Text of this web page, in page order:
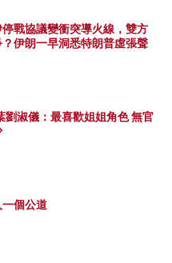
戰協議變衝突導火線，雙方
伊朗一早洞悉特朗普虛張聲
劉淑儀：最喜歡姐姐角色 無官
個公道